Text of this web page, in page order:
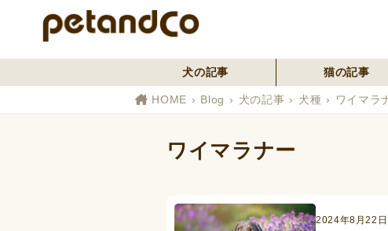
犬の記事 猫の記事
HOME Blog 犬の記事 犬種 ワイマラ
ワイマラナー
2024年8月22日